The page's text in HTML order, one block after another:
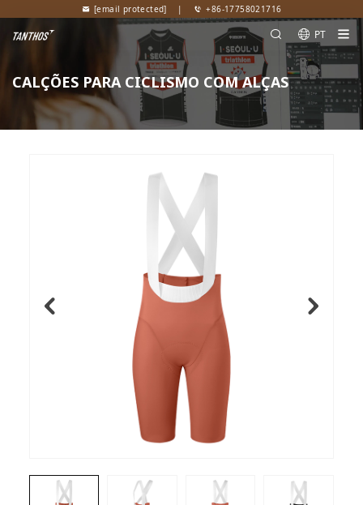
[email protected] | +86-17758021716
PT
CALÇÕES PARA CICLISMO COM ALÇAS